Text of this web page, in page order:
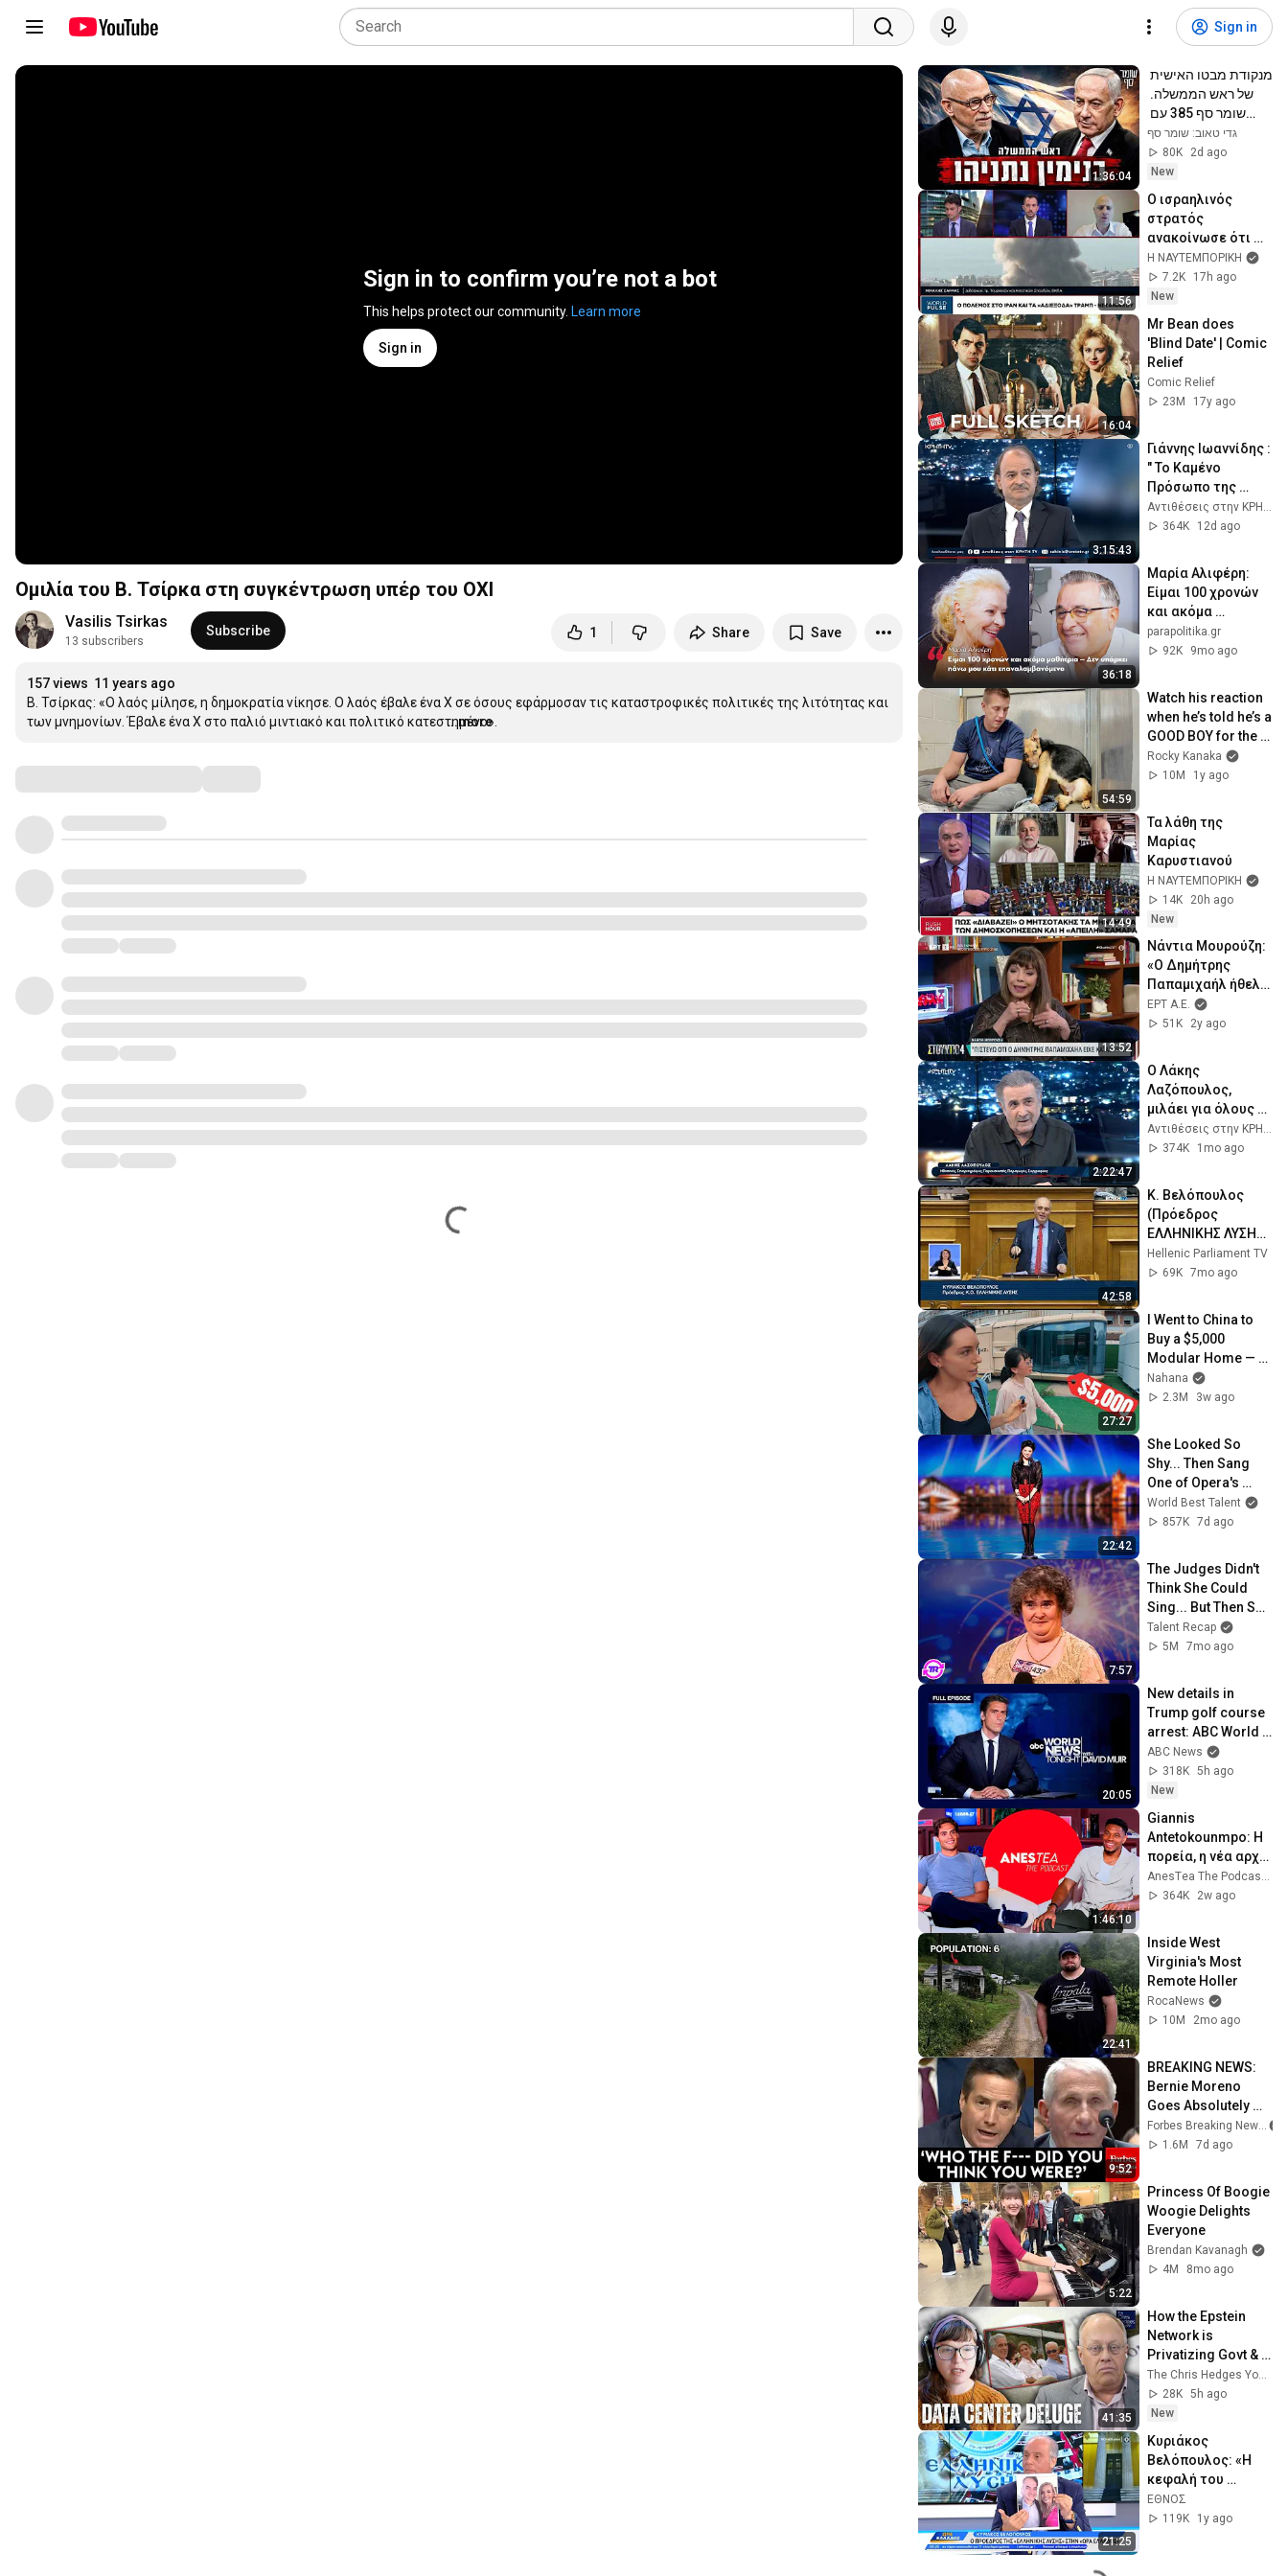
Sign in
Sign in to confirm you’re not a bot
This helps protect our community. Learn more
Sign in
Ομιλία του Β. Τσίρκα στη συγκέντρωση υπέρ του ΟΧΙ
Vasilis Tsirkas
13 subscribers
Subscribe 1 Share Save
157 views 11 years ago
Β. Τσίρκας: «Ο λαός μίλησε, η δημοκρατία νίκησε. Ο λαός έβαλε ένα Χ σε όσους εφάρμοσαν τις καταστροφικές πολιτικές της λιτότητας και
των μνημονίων. Έβαλε ένα Χ στο παλιό μιντιακό και πολιτικό κατεστημένο».
...more
1:36:04
מנקודת מבטו האישית
בנימין נתניהו
גדי טאוב: שומר סף
80K
2d ago
New
11:56
Ο ισραηλινός
στρατός
ανακοίνωσε ότι
ξεκίνησε τις
επιθέσεις στο
Νότιο Λίβανο
Η ΝΑΥΤΕΜΠΟΡΙΚΗ
7.2K
17h ago
New
16:04
Mr Bean does
'Blind Date' | Comic
Relief
Comic Relief
23M
17y ago
3:15:43
Γιάννης Ιωαννίδης :
" Το Καμένο
Πρόσωπο της
Ελλάδας - Η
Αχρηστοκρατία "
364K
12d ago
36:18
Μαρία Αλιφέρη:
Είμαι 100 χρονών
και ακόμα
μαθήτρια – Δεν
υπάρχει πάνω μου
ο
parapolitika.gr
92K
9mo ago
54:59
Watch his reaction
when he’s told he’s a
GOOD BOY for the
first time 🥹
Rocky Kanaka
10M
1y ago
14:49
Τα λάθη της
Μαρίας
Καρυστιανού
Η ΝΑΥΤΕΜΠΟΡΙΚΗ
14K
20h ago
New
13:52
Νάντια Μουρούζη:
«Ο Δημήτρης
Παπαμιχαήλ ήθελε
να παντρευτούμε»
| 29/2/2024 | ΕΡΤ
ΕΡΤ Α.Ε.
51K
2y ago
2:22:47
Ο Λάκης
Λαζόπουλος,
μιλάει για όλους
και για όλα
στις "Αντιθέσεις"
Αντιθέσεις στην ΚΡΗΤΗ TV
374K
1mo ago
42:58
Κ. Βελόπουλος
(Πρόεδρος
ΕΛΛΗΝΙΚΗΣ ΛΥΣΗΣ)
(Κρατικός
Προϋπολογισμός
Hellenic Parliament TV
69K 7mo ago
27:27
I Went to China to
Buy a $5,000
Modular Home —
What's the Real
Cost?
Nahana
2.3M
3w ago
22:42
She Looked So
Shy... Then Sang
One of Opera's
Hardest Songs!
World Best Talent
857K 7d ago
7:57
The Judges Didn't
Think She Could
Sing... But Then She
Opened Her Mouth!
Talent Recap
5M
7mo ago
20:05
New details in
Trump golf course
arrest: ABC World
News Tonight with
David Muir - Aug. 5,
2026
ABC News
318K 5h ago
New
1:46:10
Giannis
Antetokounmpo: Η
πορεία, η νέα αρχή,
η οικογένεια & το
mentality | AnesTea
AnesΤea The Podcast and ΤΑ ΝΕΑ
364K
2w ago
22:41
Inside West
Virginia's Most
Remote Holler
RocaNews
10M
2mo ago
9:52
BREAKING NEWS:
Bernie Moreno
Goes Absolutely
Nuclear On Fauci In
Fierce Senate
1.6M
7d ago
5:22
Princess Of Boogie
Woogie Delights
Everyone
Brendan Kavanagh
4M
8mo ago
41:35
How the Epstein
Network is
Privatizing Govt &
Building the
Surveillance
State(w/Whitney
Webb) |TCHR
28K 5h ago
New
21:25
Κυριάκος
Βελόπουλος: «Η
κεφαλή του
κράτους
ξεφτιλίζεται για
ΕΘΝΟΣ
119K
1y ago